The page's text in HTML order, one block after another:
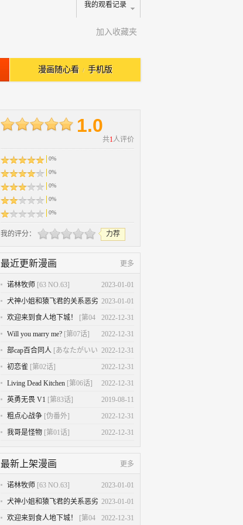
我的观看记录
加入收藏夹
漫画随心看 / 手机版
1.0
共1人评价
0%
0%
0%
0%
0%
我的评分：
1星
2星
3星
4星
5星
力荐
最近更新漫画 更多
2023-01-01
诺林牧师 [63 NO.63]
2023-01-01
犬神小姐和猿飞君的关系恶劣
[第03话]
2022-12-31
欢迎来到食人地下城！
[第04
话]
2022-12-31
Will you marry me? [第07话]
2022-12-31
部cap百合同人 [あなたがいい
の]
2022-12-31
初恋雀 [第02话]
2022-12-31
Living Dead Kitchen [第06话]
2019-08-11
英勇无畏 V1 [第83话]
2022-12-31
粗点心战争 [伪番外]
2022-12-31
我哥是怪物 [第01话]
最新上架漫画 更多
2023-01-01
诺林牧师 [63 NO.63]
2023-01-01
犬神小姐和猿飞君的关系恶劣
[第03话]
2022-12-31
欢迎来到食人地下城！ [第04